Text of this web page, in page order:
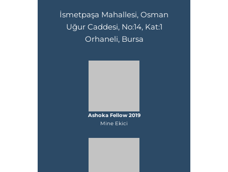
İsmetpaşa Mahallesi, Osman
Uğur Caddesi, No:14, Kat:1
Orhaneli, Bursa
Ashoka Fellow 2019
Mine Ekici